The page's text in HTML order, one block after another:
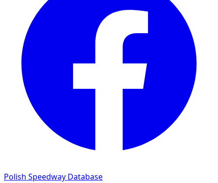
Polish Speedway Database